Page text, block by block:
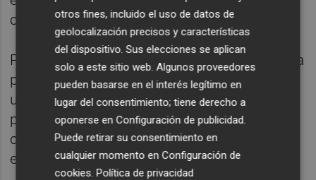
crecimiento de su parque de tiendas.
Por su parte, el Grupo Dia conserva la tercera
plaza, ante la amenaza de Lidl que se sitúa a
un punto, tras perder 1,1 puntos
porcentuales, que le permite contar con una
cuota de mercado de 6,6%, su menor cuota
en el histórico.
otros fines, incluido el uso de datos de
geolocalización precisos y características
del dispositivo. Sus elecciones se aplican
solo a este sitio web. Algunos proveedores
pueden basarse en el interés legítimo en
lugar del consentimiento; tiene derecho a
oponerse enConfiguración de publicidad.
Puede retirar su consentimiento en
cualquier momento enConfiguración de
cookies.Política de privacidad